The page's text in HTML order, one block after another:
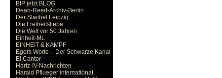
BIP jetzt BLOG
Dean-Reed-Archiv-Berlin
Der Stachel Leipzig
Die Freiheitsliebe
Die Welt vor 50 Jahren
Einheit-ML
EINHEIT & KAMPF
Egers Worte – Der Schwarze Kanal
El Cantor
Hartz-IV-Nachrichten
Harald Pflueger international